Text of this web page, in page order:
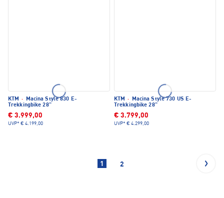
KTM ·
Macina Style 830 E-
Trekkingbike 28"
€ 3.999,00
UVP* € 4.199,00
KTM ·
Macina Style 730 US E-
Trekkingbike 28"
€ 3.799,00
UVP* € 4.299,00
1 2